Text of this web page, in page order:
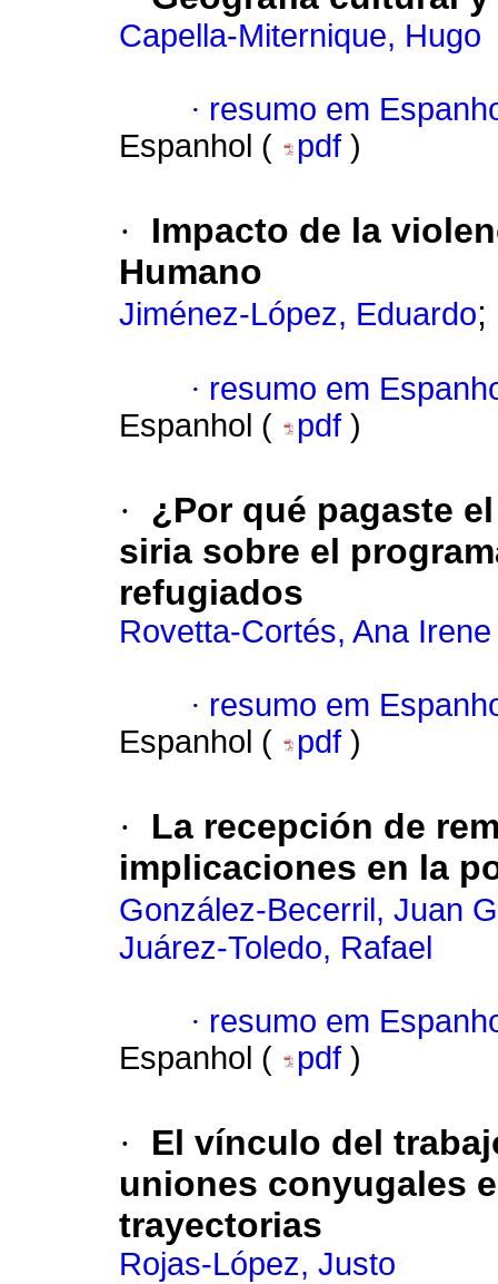
Capella-Miternique, Hugo
· resumo em
Espanhol (
pdf )
·
Impacto de la
Humano
Jiménez-López, Eduardo;
· resumo em
Espanhol (
pdf )
·
¿Por qué pagaste
siria sobre el
refugiados
Rovetta-Cortés, Ana Irene
· resumo em
Espanhol (
pdf )
·
La recepción de
implicaciones en la
González-Becerril, Juan
Juárez-Toledo, Rafael
· resumo em
Espanhol (
pdf )
·
El vínculo del
uniones conyugales
trayectorias
Rojas-López, Justo